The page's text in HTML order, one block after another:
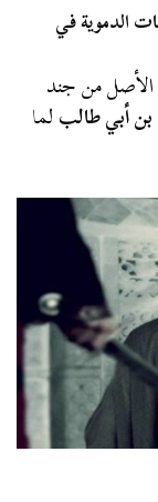
الدموية في
الأصل من جند
أبي طالبلما